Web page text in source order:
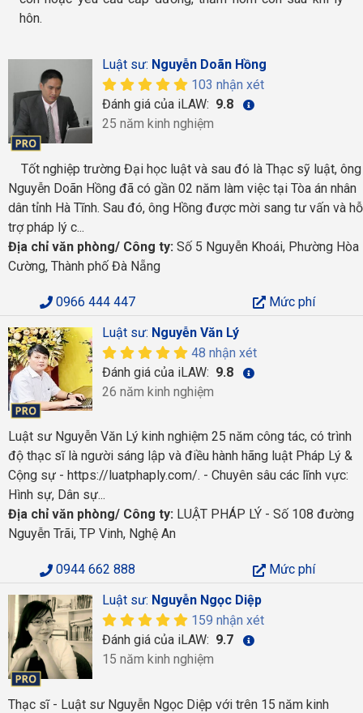
hôn.
Luật sư: Nguyễn Doãn Hồng
103 nhận xét
Đánh giá của iLAW: 9.8
25 năm kinh nghiệm
Tốt nghiệp trường Đại học luật và sau đó là Thạc sỹ luật, ông
Nguyễn Doãn Hồng đã có gần 02 năm làm việc tại Tòa án nhân
dân tỉnh Hà Tĩnh. Sau đó, ông Hồng được mời sang tư vấn và hỗ
trợ pháp lý c...
Địa chỉ văn phòng/ Công ty: Số 5 Nguyễn Khoái, Phường Hòa
Cường, Thành phố Đà Nẵng
0966 444 447
Mức phí
Luật sư: Nguyễn Văn Lý
48 nhận xét
Đánh giá của iLAW: 9.8
26 năm kinh nghiệm
Luật sư Nguyễn Văn Lý kinh nghiệm 25 năm công tác, có trình
độ thạc sĩ là người sáng lập và điều hành hãng luật Pháp Lý &
Cộng sự - https://luatphaply.com/. - Chuyên sâu các lĩnh vực:
Hình sự, Dân sự...
Địa chỉ văn phòng/ Công ty: LUẬT PHÁP LÝ - Số 108 đường
Nguyễn Trãi, TP Vinh, Nghệ An
0944 662 888
Mức phí
Luật sư: Nguyễn Ngọc Diệp
159 nhận xét
Đánh giá của iLAW: 9.7
15 năm kinh nghiệm
Thạc sĩ - Luật sư Nguyễn Ngọc Diệp với trên 15 năm kinh